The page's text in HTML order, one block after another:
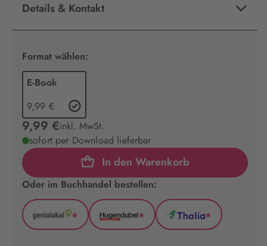
Details & Kontakt
Format wählen:
E-Book
9,99 €
9,99 €inkl. MwSt.
sofort per Download lieferbar
In den Warenkorb
Oder im Buchhandel bestellen:
GenialLokal
*
Hugendubel
*
Thalia
*